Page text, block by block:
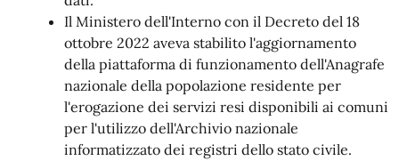
Il Ministero dell'Interno con il Decreto del 18
ottobre 2022 aveva stabilito l'aggiornamento
della piattaforma di funzionamento dell'Anagrafe
nazionale della popolazione residente per
l'erogazione dei servizi resi disponibili ai comuni
per l'utilizzo dell'Archivio nazionale
informatizzato dei registri dello stato civile.